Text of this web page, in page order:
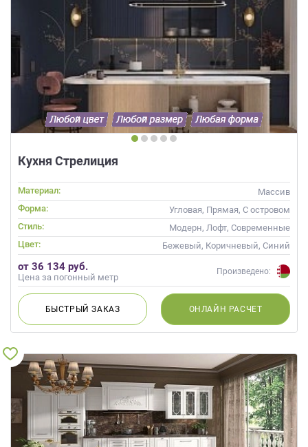
Кухня Стрелиция
Материал:
Массив
Форма:
Угловая, Прямая, С островом
Стиль:
Модерн, Лофт, Современные
Цвет:
Бежевый, Коричневый, Синий
от 36 134 руб.
Цена за погонный метр
Произведено:
БЫСТРЫЙЗАКАЗ ОНЛАЙН РАСЧЕТ